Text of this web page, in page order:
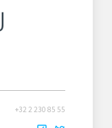
+32 2 230 85 55